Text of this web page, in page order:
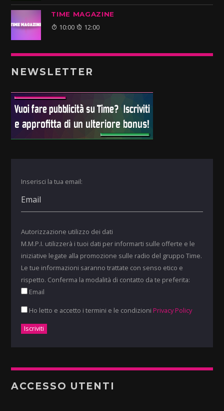
TIME MAGAZINE
10:00 12:00
NEWSLETTER
Inserisci la tua email:
Autorizzazione utilizzo dei dati
M.M.P.I. utilizzerà i tuoi dati per informarti sulle offerte e le
iniziative legate alla promozione sulle radio del gruppo Time.
Le tue informazioni saranno trattate con senso etico e
rispetto. Conferma la modalità di contatto da te preferita:
Email
Ho letto e accetto i termini e le condizioni Privacy Policy
ACCESSO UTENTI